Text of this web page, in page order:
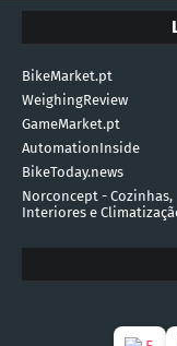
BikeMarket.pt
WeighingReview
GameMarket.pt
AutomationInside
BikeToday.news
Norconcept - Cozinhas,
Interiores e